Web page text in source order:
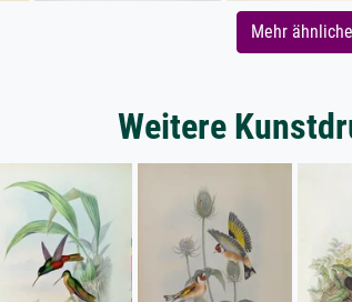
Mehr
Weitere